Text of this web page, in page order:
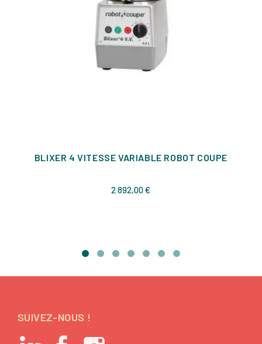
BLIXER 4 VITESSE VARIABLE ROBOT COUPE
2 892,00 €
SUIVEZ-NOUS !